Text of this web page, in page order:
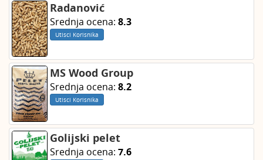
Radanović
Srednja ocena: 8.3
Utisci Korisnika
MS Wood Group
Srednja ocena: 8.2
Utisci Korisnika
Golijski pelet
Srednja ocena: 7.6